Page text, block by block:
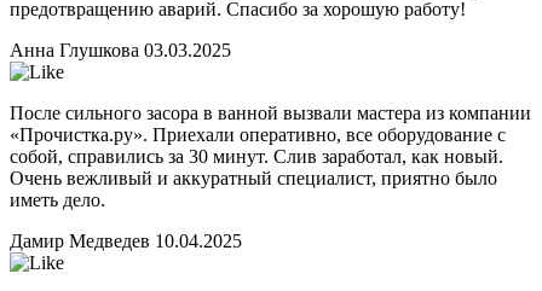
предотвращению аварий. Спасибо за хорошую работу!
Анна Глушкова 03.03.2025
После сильного засора в ванной вызвали мастера из компании
«Прочистка.ру». Приехали оперативно, все оборудование с
собой, справились за 30 минут. Слив заработал, как новый.
Очень вежливый и аккуратный специалист, приятно было
иметь дело.
Дамир Медведев 10.04.2025